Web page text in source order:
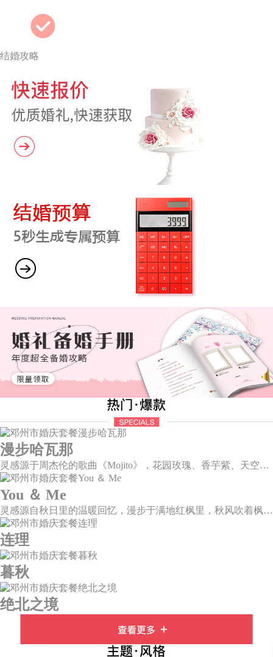
结婚攻略
漫步哈瓦那
灵感源于周杰伦的歌曲《Mojito》，花园玫瑰、香芋紫、天空蓝等色彩碰撞出的热带风情，在多层次空间下大方异域光彩。因为遇见了爱情，整个世界都变得五彩斑斓。
You ＆ Me
灵感源自秋日里的温暖回忆，漫步于满地红枫里，秋风吹着枫叶飒飒作响，我看着漫天的霞光，脑海里灵感渐渐浮现，希望绘出一场如秋意般温柔的婚礼，将所有的美好定格于此。
连理
暮秋
绝北之境